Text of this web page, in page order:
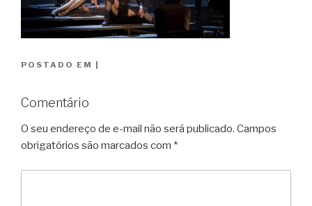
POSTADO EM
Comentário
O seu endereço de e-mail não será publicado. Campos
obrigatórios são marcados com *